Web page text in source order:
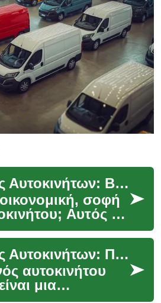
Προσφορές Αυτοκινήτων: Βρείτε τις Καλύτερες Ευκαιρίες
σοφή
Αυτός ο
δείχνει πώς να
αυτοκι...
Προσφορές Αυτοκινήτων: Πώς να Βρείτε τις Καλύτερες Ευκαιρίες
αυτοκινήτου
μια
αλλά με